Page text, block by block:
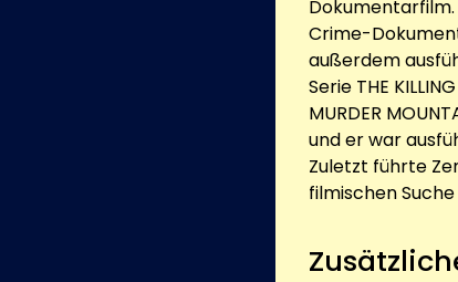
Dokumentarfilm.
Crime-
außerdem
Serie THE
MURDER
und er war
Zuletzt führte
filmischen